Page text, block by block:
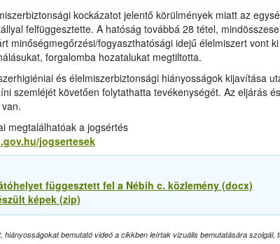
kockázatot jelentő körülmények miatt az
felfüggesztette. A hatóság továbbá 28 tétel,
minőségmegőrzési/fogyaszthatósági idejű élelmiszert vont
forgalomba hozatalukat megtiltotta.
és élelmiszerbiztonsági hiányosságok kijavítása
szemléjét követően folytathatta tevékenységét. Az eljárás
megtalálhatóak a jogsértés
jogsertesek
függesztett fel a Nébih c. közlemény (docx)
képek (zip)
bemutató videó a cikkben leírtak vizuális bemutatására szolgál,